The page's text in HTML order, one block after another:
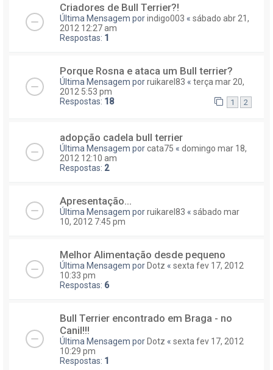
Criadores de Bull Terrier?!
Última Mensagem porindigo003 « sábado abr 21,
2012 12:27 am
Respostas: 1
Porque Rosna e ataca um Bull terrier?
Última Mensagem porruikarel83 « terça mar 20,
2012 5:53 pm
Respostas: 18 1 2
adopção cadela bull terrier
Última Mensagem porcata75 « domingo mar 18,
2012 12:10 am
Respostas: 2
Apresentação...
Última Mensagem porruikarel83 « sábado mar
10, 2012 7:45 pm
Melhor Alimentação desde pequeno
Última Mensagem por Dotz « sexta fev 17, 2012
10:33 pm
Respostas: 6
Bull Terrier encontrado em Braga - no
Canil!!!
Última Mensagem por Dotz « sexta fev 17, 2012
10:29 pm
Respostas: 1